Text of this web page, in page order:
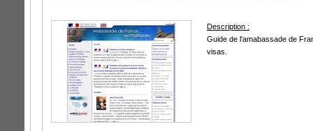
Description :
Guide de l'amabassade de
visas.